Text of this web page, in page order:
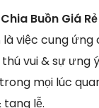
Buồn Giá
việc cung
vui & sự ưng
mọi lúc
lễ.